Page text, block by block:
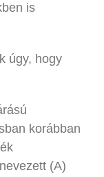
is
úgy, hogy
korábban
(A)